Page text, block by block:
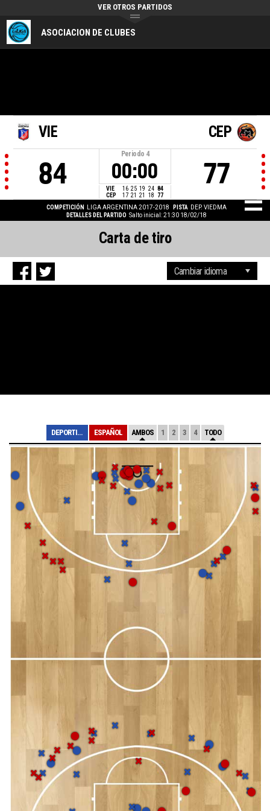
ASOCIACION DE CLUBES
VER OTROS PARTIDOS
VIE
84
Periodo 4
00:00
VIE 16 25 19 24 84
CEP
17 21 21 18 77
CEP
77
COMPETICIÓN LIGA ARGENTINA 2017-2018 PISTA
DEP. VIEDMA
DETALLES DEL PARTIDO Salto inicial: 21:30 18/02/18
Carta de tiro
DEPORTIVO VIEDM... ESPAÑOL AMBOS 1 2 3 4 TODO